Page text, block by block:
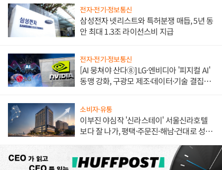
전자·전기·정보통신
삼성전자 넷리스트와 특허분쟁 매듭, 5년 동
안 최대 1.3조 라이선스비 지급
전자·전기·정보통신
[AI 뭉쳐야 산다⑧] LG·엔비디아 '피지컬 AI'
동맹 강화, 구광모 제조·데이터·기술 결집
소비자·유통
이부진 야심작 '신라스테이' 서울신라호텔
보다 잘 나가, 평택·주문진·해남·건대로 성